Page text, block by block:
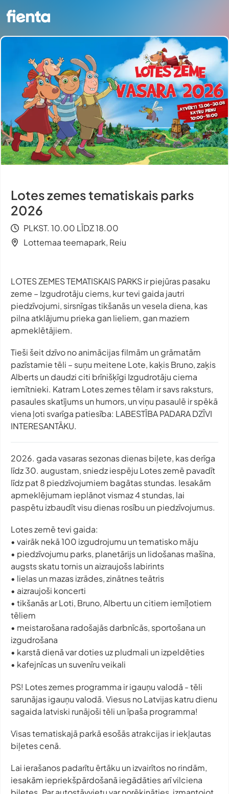
Lotes zemes tematiskais parks
2026
PLKST. 10.00 LĪDZ 18.00
Lottemaa teemapark, Reiu
LOTES ZEMES TEMATISKAIS PARKS ir piejūras pasaku
zeme – Izgudrotāju ciems, kur tevi gaida jautri
piedzīvojumi, sirsnīgas tikšanās un vesela diena, kas
pilna atklājumu prieka gan lieliem, gan maziem
apmeklētājiem.
Tieši šeit dzīvo no animācijas filmām un grāmatām
pazīstamie tēli – suņu meitene Lote, kaķis Bruno, zaķis
Alberts un daudzi citi brīnišķīgi Izgudrotāju ciema
iemītnieki. Katram Lotes zemes tēlam ir savs raksturs,
pasaules skatījums un humors, un viņu pasaulē ir spēkā
viena ļoti svarīga patiesība: LABESTĪBA PADARA DZĪVI
INTERESANTĀKU.
2026. gada vasaras sezonas dienas biļete, kas derīga
līdz 30. augustam, sniedz iespēju Lotes zemē pavadīt
līdz pat 8 piedzīvojumiem bagātas stundas. Iesakām
apmeklējumam ieplānot vismaz 4 stundas, lai
paspētu izbaudīt visu dienas rosību un piedzīvojumus.
Lotes zemē tevi gaida:
• vairāk nekā 100 izgudrojumu un tematisko māju
• piedzīvojumu parks, planetārijs un lidošanas mašīna,
augsts skatu tornis un aizraujošs labirints
• lielas un mazas izrādes, zinātnes teātris
• aizraujoši koncerti
• tikšanās ar Loti, Bruno, Albertu un citiem iemīļotiem
tēliem
• meistarošana radošajās darbnīcās, sportošana un
izgudrošana
• karstā dienā var doties uz pludmali un izpeldēties
• kafejnīcas un suvenīru veikali
PS! Lotes zemes programma ir igauņu valodā - tēli
sarunājas igauņu valodā. Viesus no Latvijas katru dienu
sagaida latviski runājoši tēli un īpaša programma!
Visas tematiskajā parkā esošās atrakcijas ir iekļautas
biļetes cenā.
Lai ierašanos padarītu ērtāku un izvairītos no rindām,
iesakām iepriekšpārdošanā iegādāties arī vilciena